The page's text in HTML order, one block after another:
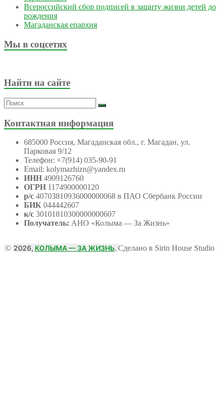
Всероссийский сбор подписей в защиту жизни детей до
рождения
Магаданская епархия
Мы в соцсетях
Найти на сайте
Контактная информация
685000 Россия, Магаданская обл., г. Магадан, ул.
Парковая 9/12
Телефон: +7(914) 035-90-91
Email: kolymazhizn@yandex.ru
ИНН 4909126760
ОГРН 1174900000120
р/с 40703810936000000068 в ПАО Сбербанк России
БИК 044442607
к/с 30101810300000000607
Получатель: АНО «Колыма — За Жизнь»
© 2026, КОЛЫМА — ЗА ЖИЗНЬ. Сделано в Sirin House Studio